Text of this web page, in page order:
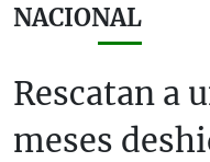
NACIONAL
Rescatan a
meses